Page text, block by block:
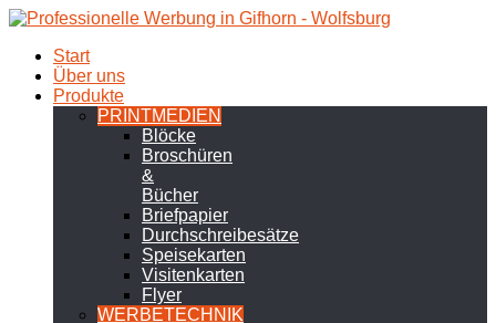
Start
Über uns
Produkte
PRINTMEDIEN
Blöcke
Broschüren
&
Bücher
Briefpapier
Durchschreibesätze
Speisekarten
Visitenkarten
Flyer
WERBETECHNIK